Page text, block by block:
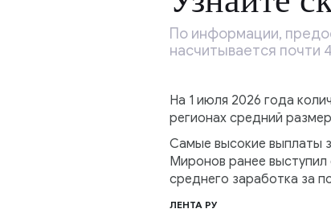
По информации,
насчитывается почти
На 1 июля 2026 года
регионах средний
Самые высокие выплаты
Миронов ранее
среднего заработка за
ЛЕНТА РУ